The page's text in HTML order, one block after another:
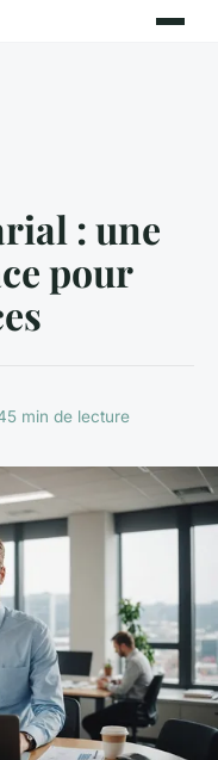
: une
pour
5 min de lecture